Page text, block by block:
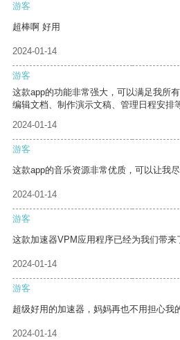
游客
超棒啊 好用
2024-01-14
游客
这款app的功能非常强大，可以满足我所
编辑文档、制作演示文稿、管理日程安排
2024-01-14
游客
这款app的音乐资源非常优质，可以让我
2024-01-14
游客
这款加速器VPM应用程序已经为我们带来
2024-01-14
游客
超级好用的加速器，妈妈再也不用担心我
2024-01-14